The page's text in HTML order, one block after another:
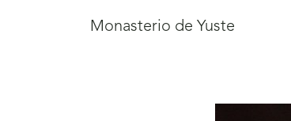
Monasterio de Yuste